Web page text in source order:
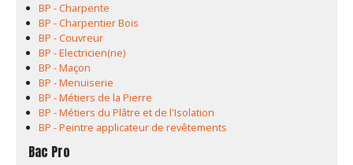
BP - Charpente
BP - Charpentier Bois
BP - Couvreur
BP - Electricien(ne)
BP - Maçon
BP - Menuiserie
BP - Métiers de la Pierre
BP - Métiers du Plâtre et de l'Isolation
BP - Peintre applicateur de revêtements
Bac Pro